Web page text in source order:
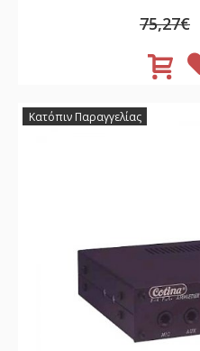
75,27€
Κατόπιν Παραγγελίας